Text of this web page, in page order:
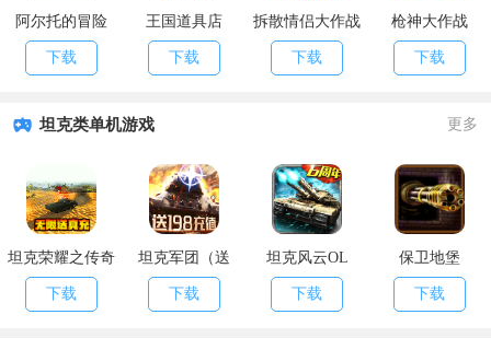
阿尔托的冒险
下载
王国道具店
下载
拆散情侣大作战
6
下载
枪神大作战
下载
坦克类单机游戏 更多
坦克荣耀之传奇
王者（日送真
充）
下载
坦克军团（送
198充值卡）
下载
坦克风云OL
下载
保卫地堡
下载